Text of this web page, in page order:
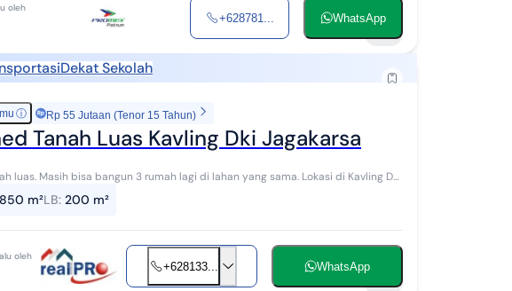
oleh
+628781... WhatsApp
Dekat Sekolah
ⓘ Rp 55 Jutaan (Tenor 15 Tahun)
Tanah Luas Kavling Dki Jagakarsa
di Kavling DKI
2 mob...
850 m²LB: 200 m²
oleh
+628133... WhatsApp